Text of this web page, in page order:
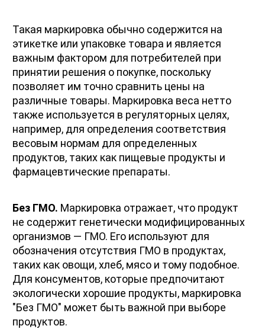
Такая маркировка обычно содержится на
этикетке или упаковке товара и является
важным фактором для потребителей при
принятии решения о покупке, поскольку
позволяет им точно сравнить цены на
различные товары. Маркировка веса нетто
также используется в регуляторных целях,
например, для определения соответствия
весовым нормам для определенных
продуктов, таких как пищевые продукты и
фармацевтические препараты.
Без ГМО. Маркировка отражает, что продукт
не содержит генетически модифицированных
организмов — ГМО. Его используют для
обозначения отсутствия ГМО в продуктах,
таких как овощи, хлеб, мясо и тому подобное.
Для консументов, которые предпочитают
экологически хорошие продукты, маркировка
"Без ГМО" может быть важной при выборе
продуктов.